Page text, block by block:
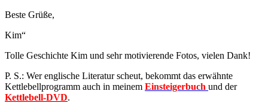
Beste Grüße,
Kim“
Tolle Geschichte Kim und sehr motivierende Fotos, vielen Dank!
P. S.: Wer englische Literatur scheut, bekommt das erwähnte
Kettlebellprogramm auch in meinem Einsteigerbuch und der
Kettlebell-DVD.